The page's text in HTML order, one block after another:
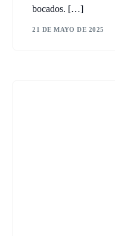
bocados. […]
21 DE MAYO DE 2025